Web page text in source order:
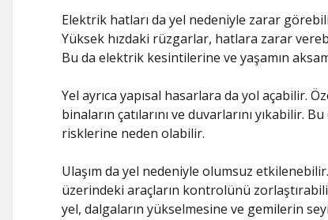
Elektrik hatları da yel nedeniyle zarar
Yüksek hızdaki rüzgarlar, hatlara zarar
Bu da elektrik kesintilerine ve yaşamın
Yel ayrıca yapısal hasarlara da yol açabilir.
binaların çatılarını ve duvarlarını yıkabilir.
risklerine neden olabilir.
Ulaşım da yel nedeniyle olumsuz
üzerindeki araçların kontrolünü
yel, dalgaların yükselmesine ve gemilerin